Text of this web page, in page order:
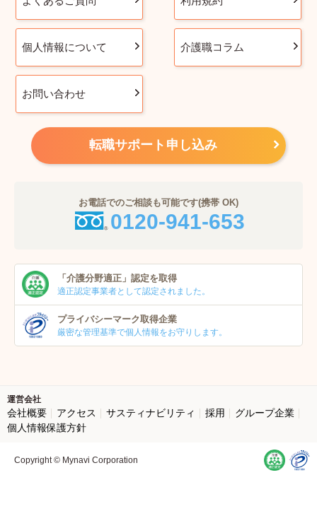
個人情報について 介護職コラム
お問い合わせ
転職サポート申し込み
お電話でのご相談も可能です(携帯 OK)
0120-941-653
「介護分野適正」 認定を取得
適正認定事業者として認定されました。
プライバシーマーク取得企業
厳密な管理基準で個人情報をお守りします。
運営会社
会社概要 アクセス サスティナビリティ 採用
グループ企業
個人情報保護方針
Copyright © Mynavi Corporation